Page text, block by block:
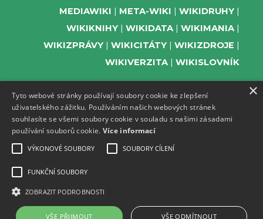
MEDIAWIKI
META-WIKI
WIKIDRUHY
WIKIKNIHY
WIKIDATA
WIKIMANIA
WIKIZPRÁVY
WIKICITÁTY
WIKIZDROJE
WIKIVERZITA
WIKISLOVNÍK
PODPOŘTE NÁS
ODEBÍREJTE NEWSLETTER
TELEGRAM UDÁLOSTÍ WMČR
×
Tyto webové stránky používají soubory cookie ke zlepšení
uživatelského zážitku. Používáním našich webových stránek
souhlasíte se všemi soubory cookie v souladu s našimi zásadami
používání souborů cookie. Více informací
VÝKONOVÉ SOUBORY SOUBORY CÍLENÍ
FUNKČNÍ SOUBORY
ZOBRAZIT PODROBNOSTI
VŠE PŘIJMOUT VŠE ODMÍTNOUT